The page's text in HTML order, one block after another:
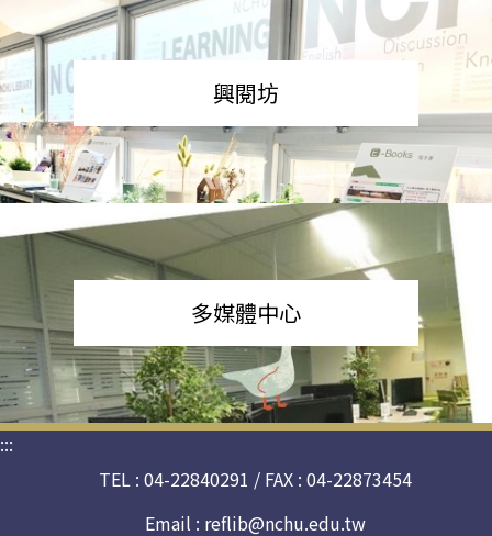
興閱坊
多媒體中心
:::
TEL : 04-22840291 / FAX : 04-22873454
Email : reflib@nchu.edu.tw